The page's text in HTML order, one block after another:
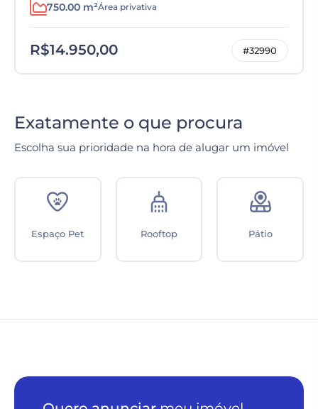
750.00 m²Área privativa
R$14.950,00 #32990
Exatamente o que procura
Escolha sua prioridade na hora de alugar um imóvel
Energia Solar Área de serviço
Cozinha e Sala
Integrados